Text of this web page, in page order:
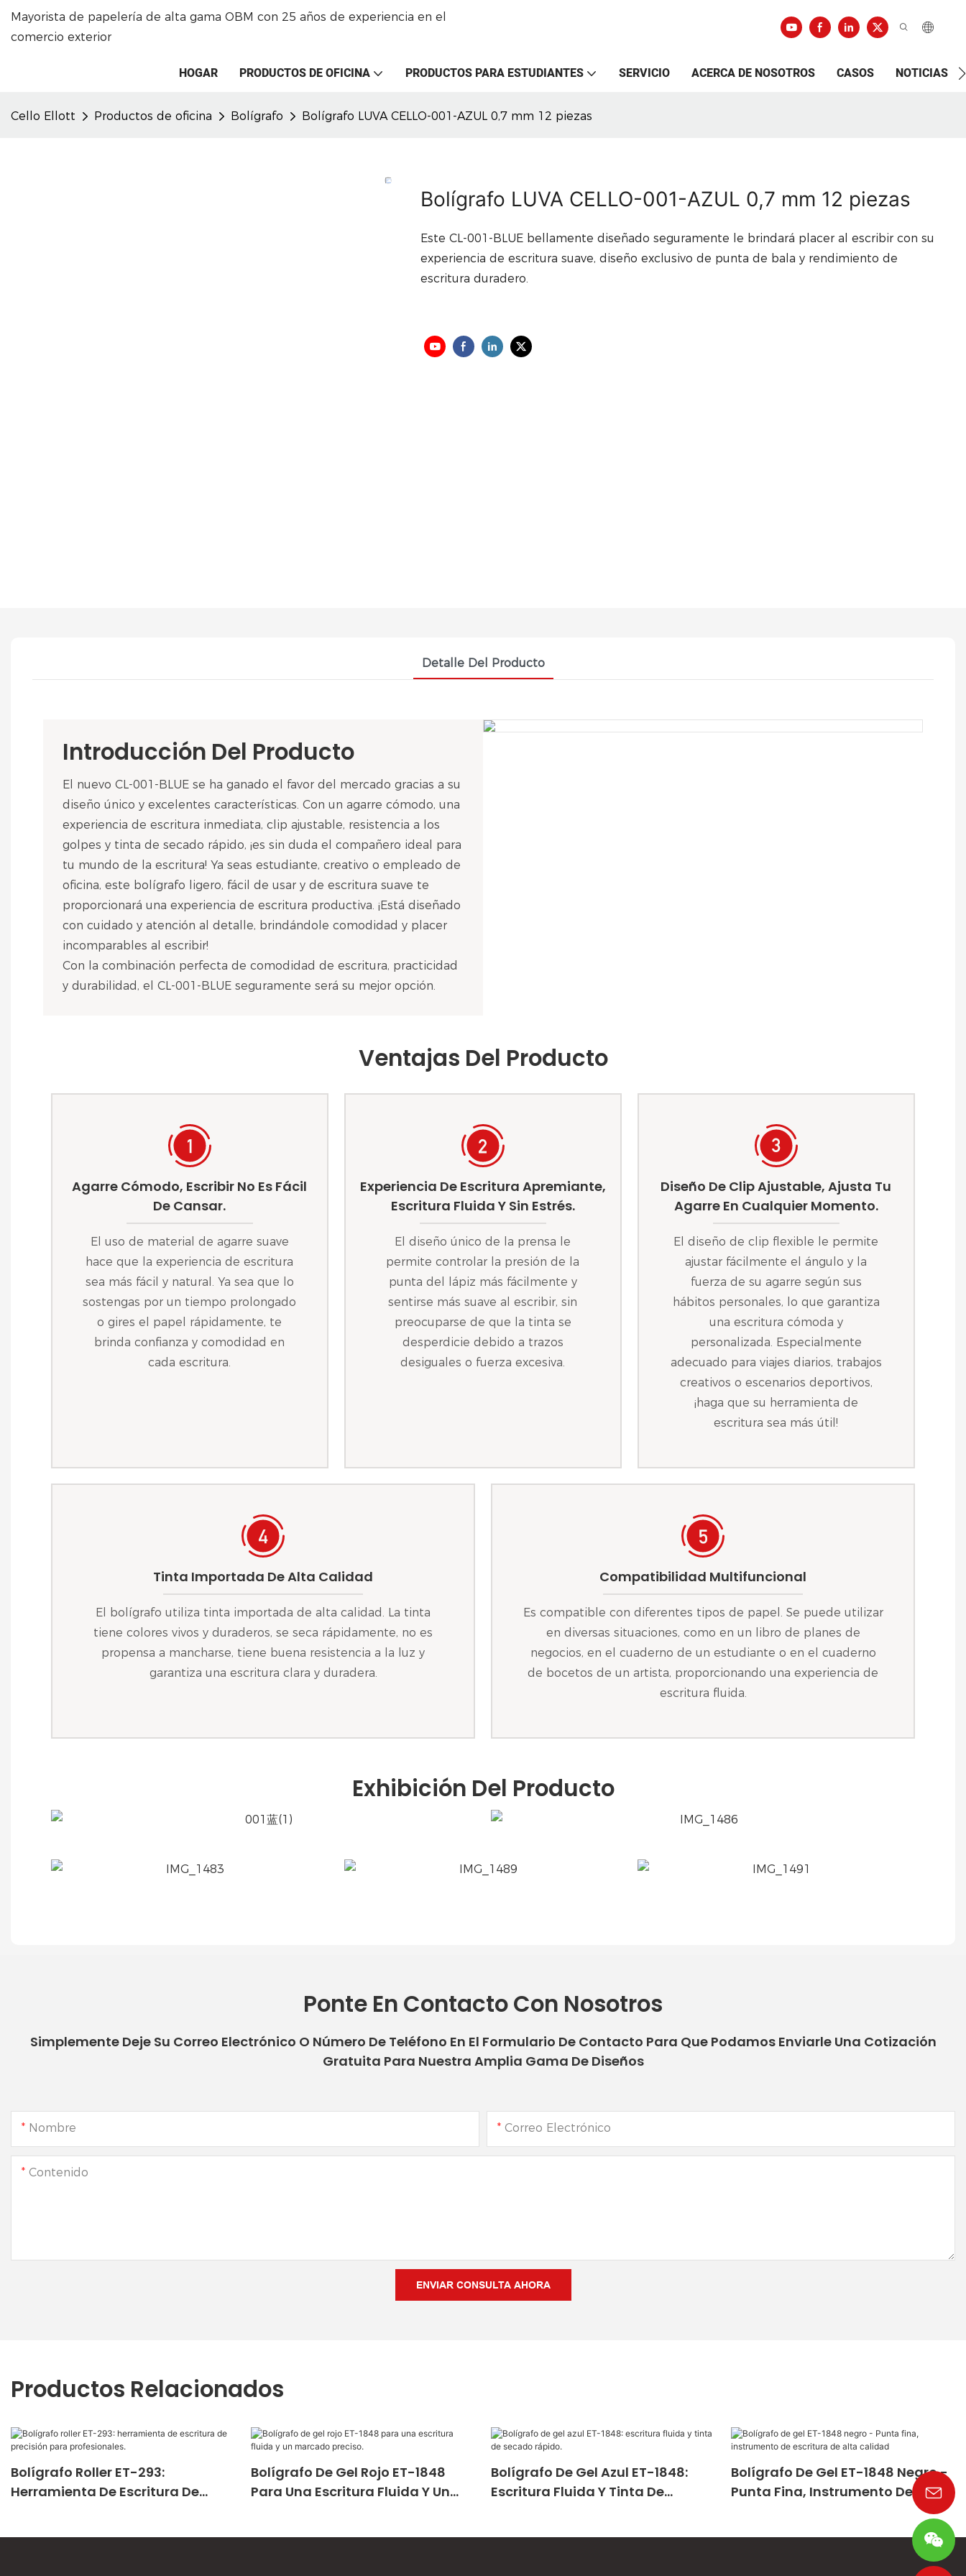
Mayorista de papelería de alta gama OBM con 25 años de experiencia en el
comercio exterior
HOGAR PRODUCTOS DE OFICINA PRODUCTOS PARA ESTUDIANTES SERVICIO ACERCA DE NOSOTROS CASOS NOTICIAS
Cello Ellott Productos de oficina Bolígrafo Bolígrafo LUVA CELLO-001-AZUL 0,7 mm 12 piezas
Bolígrafo LUVA CELLO-001-AZUL 0,7 mm 12 piezas
Este CL-001-BLUE bellamente diseñado seguramente le brindará placer al escribir con su
experiencia de escritura suave, diseño exclusivo de punta de bala y rendimiento de
escritura duradero.
Detalle Del Producto
Introducción Del Producto
El nuevo CL-001-BLUE se ha ganado el favor del mercado gracias a su
diseño único y excelentes características. Con un agarre cómodo, una
experiencia de escritura inmediata, clip ajustable, resistencia a los
golpes y tinta de secado rápido, ¡es sin duda el compañero ideal para
tu mundo de la escritura! Ya seas estudiante, creativo o empleado de
oficina, este bolígrafo ligero, fácil de usar y de escritura suave te
proporcionará una experiencia de escritura productiva. ¡Está diseñado
con cuidado y atención al detalle, brindándole comodidad y placer
incomparables al escribir!
Con la combinación perfecta de comodidad de escritura, practicidad
y durabilidad, el CL-001-BLUE seguramente será su mejor opción.
Ventajas Del Producto
Agarre Cómodo, Escribir No Es Fácil
De Cansar.
El uso de material de agarre suave
hace que la experiencia de escritura
sea más fácil y natural. Ya sea que lo
sostengas por un tiempo prolongado
o gires el papel rápidamente, te
brinda confianza y comodidad en
cada escritura.
Experiencia De Escritura Apremiante,
Escritura Fluida Y Sin Estrés.
El diseño único de la prensa le
permite controlar la presión de la
punta del lápiz más fácilmente y
sentirse más suave al escribir, sin
preocuparse de que la tinta se
desperdicie debido a trazos
desiguales o fuerza excesiva.
Diseño De Clip Ajustable, Ajusta Tu
Agarre En Cualquier Momento.
El diseño de clip flexible le permite
ajustar fácilmente el ángulo y la
fuerza de su agarre según sus
hábitos personales, lo que garantiza
una escritura cómoda y
personalizada. Especialmente
adecuado para viajes diarios, trabajos
creativos o escenarios deportivos,
¡haga que su herramienta de
escritura sea más útil!
Tinta Importada De Alta Calidad
El bolígrafo utiliza tinta importada de alta calidad. La tinta
tiene colores vivos y duraderos, se seca rápidamente, no es
propensa a mancharse, tiene buena resistencia a la luz y
garantiza una escritura clara y duradera.
Compatibilidad Multifuncional
Es compatible con diferentes tipos de papel. Se puede utilizar
en diversas situaciones, como en un libro de planes de
negocios, en el cuaderno de un estudiante o en el cuaderno
de bocetos de un artista, proporcionando una experiencia de
escritura fluida.
Exhibición Del Producto
Ponte En Contacto Con Nosotros
Simplemente Deje Su Correo Electrónico O Número De Teléfono En El Formulario De Contacto Para Que Podamos Enviarle Una Cotización
Gratuita Para Nuestra Amplia Gama De Diseños
Nombre Correo Electrónico
Contenido
ENVIAR CONSULTA AHORA
Productos Relacionados
Bolígrafo Roller ET-293:
Herramienta De Escritura De
Bolígrafo De Gel Rojo ET-1848
Para Una Escritura Fluida Y Un
Bolígrafo De Gel Azul ET-1848:
Escritura Fluida Y Tinta De
Bolígrafo De Gel ET-1848 Negro -
Punta Fina, Instrumento De